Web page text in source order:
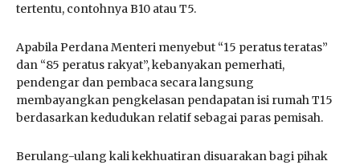
tertentu, contohnya B10 atau T5.
Apabila Perdana Menteri menyebut “15 peratus teratas”
dan “85 peratus rakyat”, kebanyakan pemerhati,
pendengar dan pembaca secara langsung
membayangkan pengkelasan pendapatan isi rumah T15
berdasarkan kedudukan relatif sebagai paras pemisah.
Berulang-ulang kali kekhuatiran disuarakan bagi pihak